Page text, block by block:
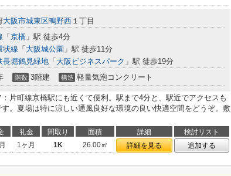
大阪市城東区鴫野西 １丁目
「 京橋 」駅 徒歩4分
状線 「 大阪城公園 」駅 徒歩11分
長堀鶴見緑地 「 大阪ビジネスパーク 」駅 徒歩19分
階数 3階建 構造 軽量気泡コンクリート
片町線京橋駅にも近くて便利。駅まで4分と、駅近でアクセスも
す。夏場は特に涼しい通風良好な環境の良い快適空間をどうぞ。敷
礼金 間取り 面積 詳細
検討リスト
1ヶ月 1K 26.00㎡ 詳細を見る 追加する